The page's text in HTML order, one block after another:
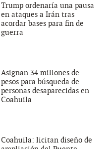
Trump ordenaría una pausa
en ataques a Irán tras
acordar bases para fin de
guerra
Asignan 34 millones de
pesos para búsqueda de
personas desaparecidas en
Coahuila
Coahuila: licitan diseño de